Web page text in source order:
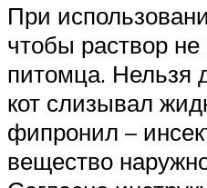
При
чтобы раствор
питомца. Нельзя
кот слизывал
фипронил –
вещество